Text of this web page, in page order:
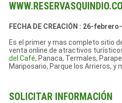
FECHA DE CREACIÓN : 26-
Es el primer y mas completo sitio
venta online de atractivos
del Café, Panaca, Termales,
Mariposario, Parque los Arrieros, y
SOLICITAR INFORMACIÓN